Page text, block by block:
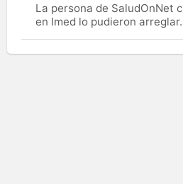
La persona de SaludOnNet
en Imed lo pudieron arreglar.